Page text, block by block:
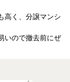
高く、分譲マンシ
いので撤去前にぜ